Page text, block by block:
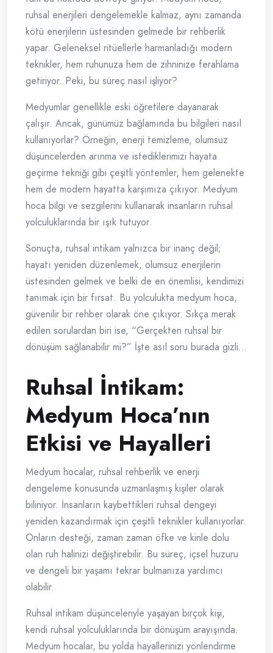
ruhsal enerjileri dengelemekle kalmaz, aynı zamanda
kötü enerjilerin üstesinden gelmede bir rehberlik
yapar. Geleneksel ritüellerle harmanladığı modern
teknikler, hem ruhunuza hem de zihninize ferahlama
getiriyor. Peki, bu süreç nasıl işliyor?
Medyumlar genellikle eski öğretilere dayanarak
çalışır. Ancak, günümüz bağlamında bu bilgileri nasıl
kullanıyorlar? Örneğin, enerji temizleme, olumsuz
düşüncelerden arınma ve istediklerimizi hayata
geçirme tekniği gibi çeşitli yöntemler, hem gelenekte
hem de modern hayatta karşımıza çıkıyor. Medyum
hoca bilgi ve sezgilerini kullanarak insanların ruhsal
yolculuklarında bir ışık tutuyor.
Sonuçta, ruhsal intikam yalnızca bir inanç değil;
hayatı yeniden düzenlemek, olumsuz enerjilerin
üstesinden gelmek ve belki de en önemlisi, kendimizi
tanımak için bir fırsat. Bu yolculukta medyum hoca,
güvenilir bir rehber olarak öne çıkıyor. Sıkça merak
edilen sorulardan biri ise, “Gerçekten ruhsal bir
dönüşüm sağlanabilir mi?” İşte asıl soru burada gizli…
Ruhsal İntikam:
Medyum Hoca’nın
Etkisi ve Hayalleri
Medyum hocalar, ruhsal rehberlik ve enerji
dengeleme konusunda uzmanlaşmış kişiler olarak
biliniyor. İnsanların kaybettikleri ruhsal dengeyi
yeniden kazandırmak için çeşitli teknikler kullanıyorlar.
Onların desteği, zaman zaman öfke ve kinle dolu
olan ruh halinizi değiştirebilir. Bu süreç, içsel huzuru
ve dengeli bir yaşamı tekrar bulmanıza yardımcı
olabilir.
Ruhsal intikam düşünceleriyle yaşayan birçok kişi,
kendi ruhsal yolculuklarında bir dönüşüm arayışında.
Medyum hocalar, bu yolda hayallerinizi yönlendirme